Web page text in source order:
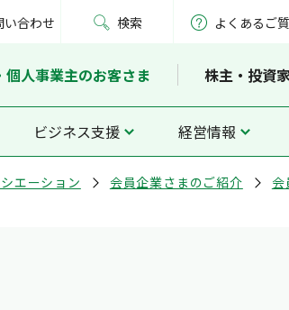
い合わせ 検索 よくあるご
個人事業主のお客さま 株主・投資
ビジネス支援 経営情報
エーション 会員企業さまのご紹介
会